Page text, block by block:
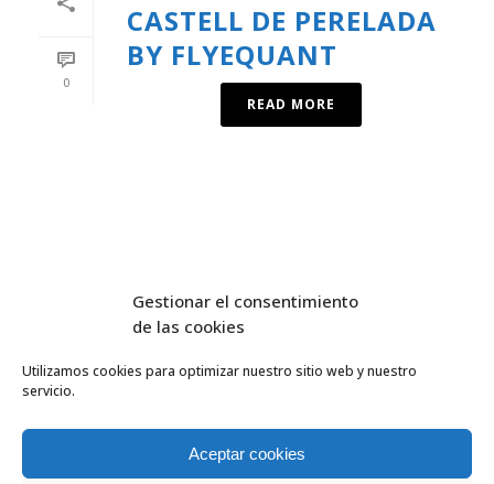
Gestionar el consentimiento
de las cookies
Utilizamos cookies para optimizar nuestro sitio web y nuestro
servicio.
Aceptar cookies
0
CASTELL DE PERELADA
BY FLYEQUANT
READ MORE
INICIO
SERVICIOS
ESCUELA DE VUELO